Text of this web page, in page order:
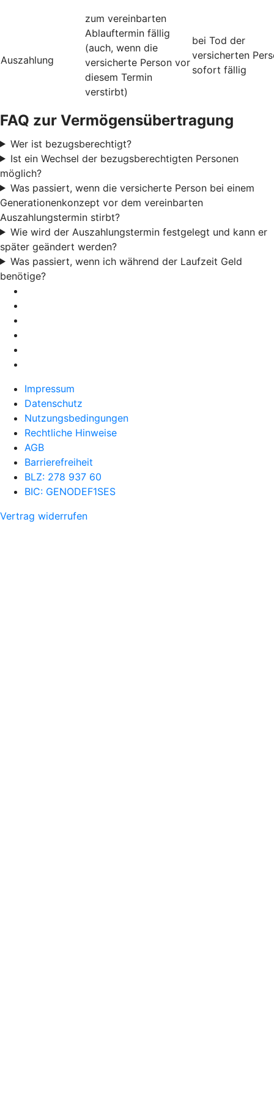
Auszahlung
zum vereinbarten
Ablauftermin fällig
(auch, wenn die
versicherte Person vor
diesem Termin
verstirbt)
bei Tod der
versicherten
sofort fällig
FAQ zur Vermögensübertragung
Wer ist bezugsberechtigt?
Ist ein Wechsel der bezugsberechtigten Personen
möglich?
Was passiert, wenn die versicherte Person bei einem
Generationenkonzept vor dem vereinbarten
Auszahlungstermin stirbt?
Wie wird der Auszahlungstermin festgelegt und kann er
später geändert werden?
Was passiert, wenn ich während der Laufzeit Geld
benötige?
Impressum
Datenschutz
Nutzungsbedingungen
Rechtliche Hinweise
AGB
Barrierefreiheit
BLZ: 278 937 60
BIC: GENODEF1SES
Vertrag widerrufen